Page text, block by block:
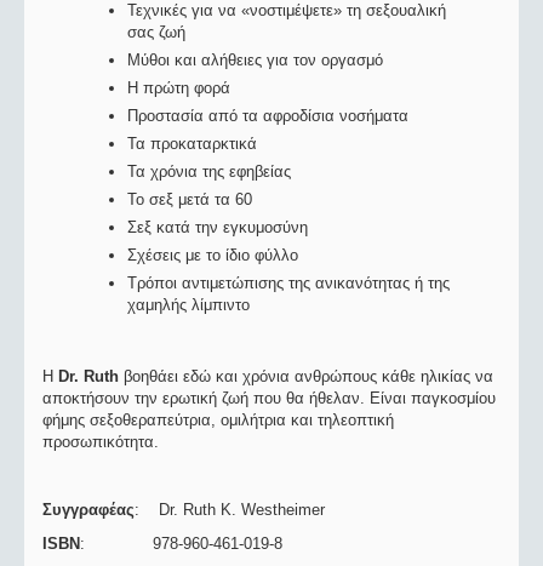
Τεχνικές για να «νοστιμέψετε» τη σεξουαλική
σας ζωή
Μύθοι και αλήθειες για τον οργασμό
Η πρώτη φορά
Προστασία από τα αφροδίσια νοσήματα
Τα προκαταρκτικά
Τα χρόνια της εφηβείας
Το σεξ μετά τα 60
Σεξ κατά την εγκυμοσύνη
Σχέσεις με το ίδιο φύλλο
Τρόποι αντιμετώπισης της ανικανότητας ή της
χαμηλής λίμπιντο
Η Dr. Ruth βοηθάει εδώ και χρόνια ανθρώπους κάθε ηλικίας να
αποκτήσουν την ερωτική ζωή που θα ήθελαν. Είναι παγκοσμίου
φήμης σεξοθεραπεύτρια, ομιλήτρια και τηλεοπτική
προσωπικότητα.
Συγγραφέας: Dr. Ruth K. Westheimer
ISBN : 978-960-461-019-8